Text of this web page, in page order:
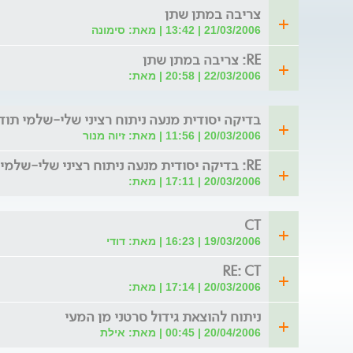
צריבה במתן שתן
21/03/2006 | 13:42 | מאת: סימונה
RE: צריבה במתן שתן
22/03/2006 | 20:58 | מאת:
בדיקה יסודית מנעה ניתוח רציני שלי-שלמי
20/03/2006 | 11:56 | מאת: זיוה מנור
RE: בדיקה יסודית מנעה ניתוח רציני שלי-שלמי תודה
20/03/2006 | 17:11 | מאת:
CT
19/03/2006 | 16:23 | מאת: דודי
RE: CT
20/03/2006 | 17:14 | מאת:
ניתוח להוצאת גידול סרטני מן המעי
20/04/2006 | 00:45 | מאת: אילת